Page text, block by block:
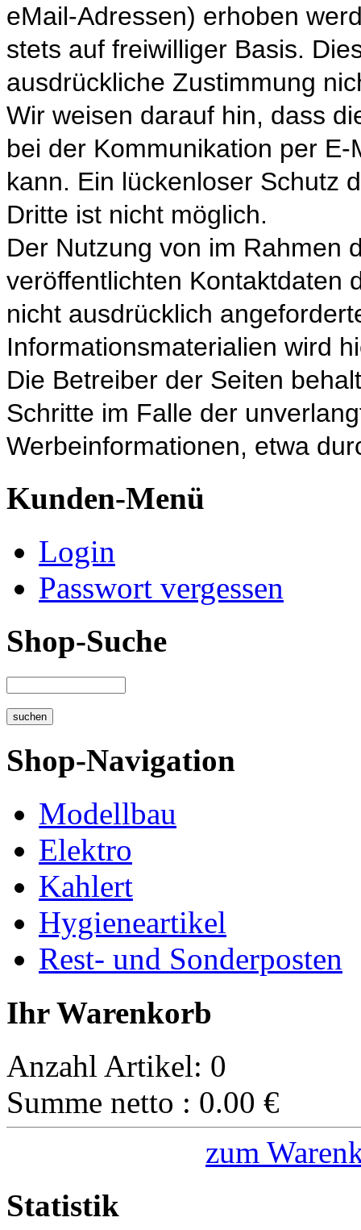
eMail-Adressen) erhoben
stets auf freiwilliger Basis.
ausdrückliche Zustimmung
Wir weisen darauf hin, dass
bei der Kommunikation per
kann. Ein lückenloser Schutz
Dritte ist nicht möglich.
Der Nutzung von im Rahmen
veröffentlichten Kontaktdaten
nicht ausdrücklich
Informationsmaterialien wird
Die Betreiber der Seiten
Schritte im Falle der
Werbeinformationen, etwa
Kunden-Menü
Login
Passwort vergessen
Shop-Suche
Shop-Navigation
Modellbau
Elektro
Kahlert
Hygieneartikel
Rest- und Sonderposten
Ihr Warenkorb
Anzahl Artikel: 0
Summe netto : 0.00 €
zum
Statistik